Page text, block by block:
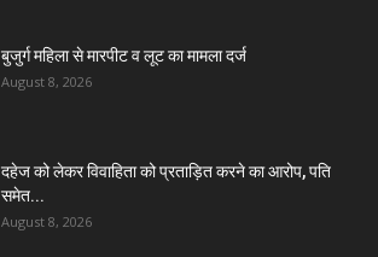
बुजुर्ग महिला से मारपीट व लूट का मामला दर्ज
August 8, 2026
दहेज को लेकर विवाहिता को प्रताड़ित करने का आरोप, पति
समेत...
August 8, 2026